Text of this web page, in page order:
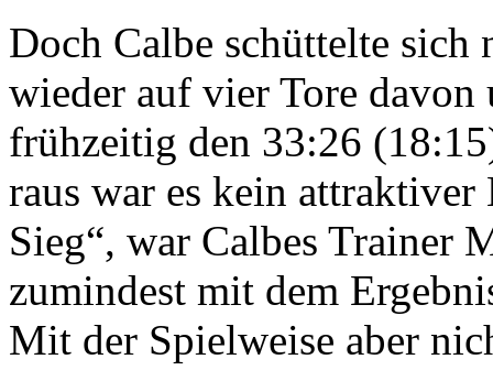
Doch Calbe schüttelte
wieder auf vier Tore
frühzeitig den 33:26
raus war es kein
Sieg“, war Calbes Trainer
zumindest mit dem
Mit der Spiel­weise aber